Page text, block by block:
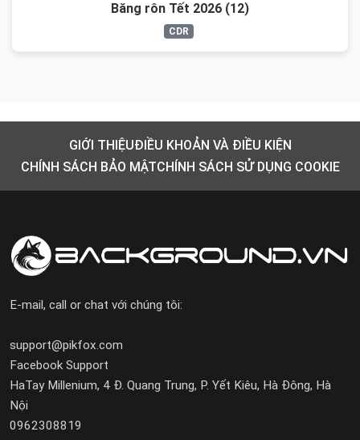
Băng rôn Tết 2026 (12)
CDR
GIỚI THIỆUĐIỀU KHOẢN VÀ ĐIỀU KIỆN
CHÍNH SÁCH BẢO MẬTCHÍNH SÁCH SỬ DỤNG COOKIE
E-mail, call or chat với chúng tôi:
support@pikfox.com
Facebook Support
HaTay Millenium, 4 Đ. Quang Trung, P. Yết Kiêu, Hà Đông, Hà
Nội
0962308819